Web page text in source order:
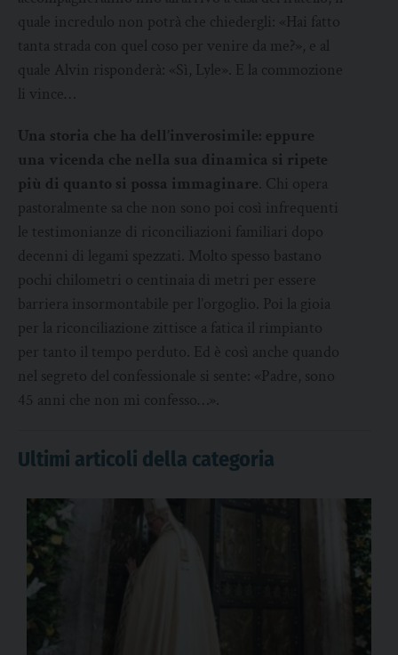
quale incredulo non potrà che chiedergli: «Hai fatto
tanta strada con quel coso per venire da me?», e al
quale Alvin risponderà: «Sì, Lyle». E la commozione
li vince…
Una storia che ha dell’inverosimile: eppure
una vicenda che nella sua dinamica si ripete
più di quanto si possa immaginare . Chi opera
pastoralmente sa che non sono poi così infrequenti
le testimonianze di riconciliazioni familiari dopo
decenni di legami spezzati. Molto spesso bastano
pochi chilometri o centinaia di metri per essere
barriera insormontabile per l’orgoglio. Poi la gioia
per la riconciliazione zittisce a fatica il rimpianto
per tanto il tempo perduto. Ed è così anche quando
nel segreto del confessionale si sente: «Padre, sono
45 anni che non mi confesso…».
Ultimi articoli della categoria